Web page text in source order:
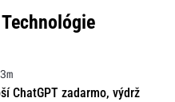
3m
ChatGPT zadarmo, výdrž